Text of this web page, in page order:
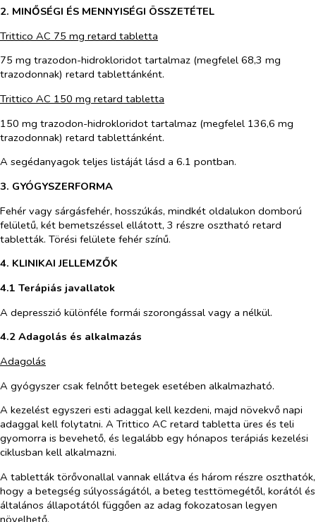
2. MINŐSÉGI ÉS MENNYISÉGI ÖSSZETÉTEL
Trittico AC 75 mg retard tabletta
75 mg trazodon-hidrokloridot tartalmaz (megfelel 68,3 mg
trazodonnak) retard tablettánként.
Trittico AC 150 mg retard tabletta
150 mg trazodon-hidrokloridot tartalmaz (megfelel 136,6 mg
trazodonnak) retard tablettánként.
A segédanyagok teljes listáját lásd a 6.1 pontban.
3. GYÓGYSZERFORMA
Fehér vagy sárgásfehér, hosszúkás, mindkét oldalukon domború
felületű, két bemetszéssel ellátott, 3 részre osztható retard
tabletták. Törési felülete fehér színű.
4. KLINIKAI JELLEMZŐK
4.1 Terápiás javallatok
A depresszió különféle formái szorongással vagy a nélkül.
4.2 Adagolás és alkalmazás
Adagolás
A gyógyszer csak felnőtt betegek esetében alkalmazható.
A kezelést egyszeri esti adaggal kell kezdeni, majd növekvő napi
adaggal kell folytatni. A Trittico AC retard tabletta üres és teli
gyomorra is bevehető, és legalább egy hónapos terápiás kezelési
ciklusban kell alkalmazni.
A tabletták törővonallal vannak ellátva és három részre oszthatók,
hogy a betegség súlyosságától, a beteg testtömegétől, korától és
általános állapotától függően az adag fokozatosan legyen
növelhető.